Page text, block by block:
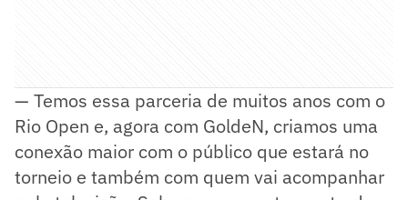
— Temos essa parceria de muitos anos com o
Rio Open e, agora com GoldeN, criamos uma
conexão maior com o público que estará no
torneio e também com quem vai acompanhar